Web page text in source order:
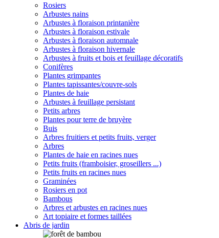
Rosiers
Arbustes nains
Arbustes à floraison printanière
Arbustes à floraison estivale
Arbustes à floraison automnale
Arbustes à floraison hivernale
Arbustes à fruits et bois et feuillage décoratifs
Conifères
Plantes grimpantes
Plantes tapissantes/couvre-sols
Plantes de haie
Arbustes à feuillage persistant
Petits arbres
Plantes pour terre de bruyère
Buis
Arbres fruitiers et petits fruits, verger
Arbres
Plantes de haie en racines nues
Petits fruits (framboisier, groseillers ...)
Petits fruits en racines nues
Graminées
Rosiers en pot
Bambous
Arbres et arbustes en racines nues
Art topiaire et formes taillées
Abris de jardin